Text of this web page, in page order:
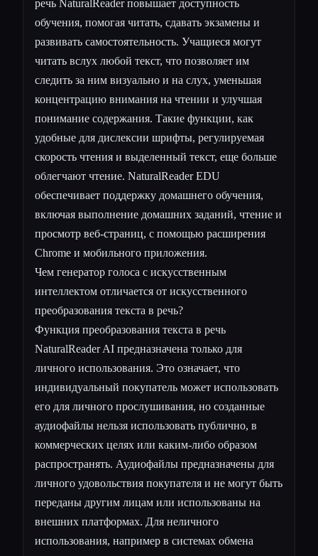
речь NaturalReader повышает доступность
обучения, помогая читать, сдавать экзамены и
развивать самостоятельность. Учащиеся могут
читать вслух любой текст, что позволяет им
следить за ним визуально и на слух, уменьшая
концентрацию внимания на чтении и улучшая
понимание содержания. Такие функции, как
удобные для дислексии шрифты, регулируемая
скорость чтения и выделенный текст, еще больше
облегчают чтение. NaturalReader EDU
обеспечивает поддержку домашнего обучения,
включая выполнение домашних заданий, чтение и
просмотр веб-страниц, с помощью расширения
Chrome и мобильного приложения.
Чем генератор голоса с искусственным
интеллектом отличается от искусственного
преобразования текста в речь?
Функция преобразования текста в речь
NaturalReader AI предназначена только для
личного использования. Это означает, что
индивидуальный покупатель может использовать
его для личного прослушивания, но созданные
аудиофайлы нельзя использовать публично, в
коммерческих целях или каким-либо образом
распространять. Аудиофайлы предназначены для
личного удовольствия покупателя и не могут быть
переданы другим лицам или использованы на
внешних платформах. Для неличного
использования, например в системах обмена